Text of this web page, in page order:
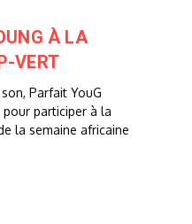
À LA
VERT
Parfait YouG
participer à la
la semaine africaine